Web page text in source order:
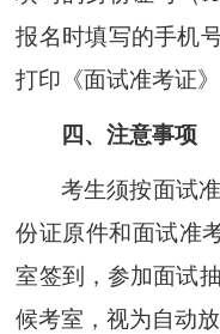
报名时填写的手机
打印《面试准考证》
四、注意事项
考生须按面试
份证原件和面试准
室签到，参加面试
候考室，视为自动